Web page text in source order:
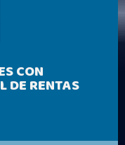
CON
DE RENTAS